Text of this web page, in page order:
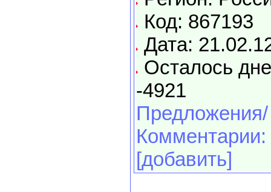
Код: 867193
Дата:
Осталось
-4921
Предложения/
Комментарии:
[добавить]